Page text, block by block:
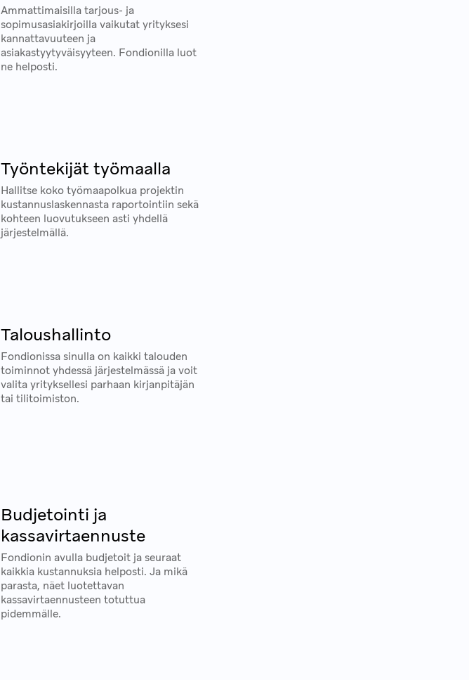
Ammattimaisilla tarjous- ja
sopimusasiakirjoilla vaikutat yrityksesi
kannattavuuteen ja
asiakastyytyväisyyteen. Fondionilla luot
ne helposti.
Työntekijät työmaalla
Hallitse koko työmaapolkua projektin
kustannuslaskennasta raportointiin sekä
kohteen luovutukseen asti yhdellä
järjestelmällä.
Taloushallinto
Fondionissa sinulla on kaikki talouden
toiminnot yhdessä järjestelmässä ja voit
valita yrityksellesi parhaan kirjanpitäjän
tai tilitoimiston.
Budjetointi ja
kassavirtaennuste
Fondionin avulla budjetoit ja seuraat
kaikkia kustannuksia helposti. Ja mikä
parasta, näet luotettavan
kassavirtaennusteen totuttua
pidemmälle.